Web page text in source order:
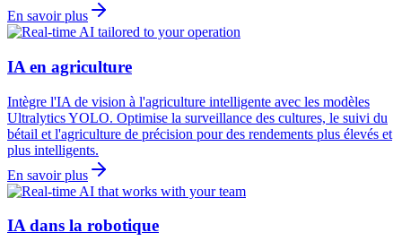
En savoir plus
IA en agriculture
Intègre l'IA de vision à l'agriculture intelligente avec les modèles
Ultralytics YOLO. Optimise la surveillance des cultures, le suivi du
bétail et l'agriculture de précision pour des rendements plus élevés et
plus intelligents.
En savoir plus
IA dans la robotique